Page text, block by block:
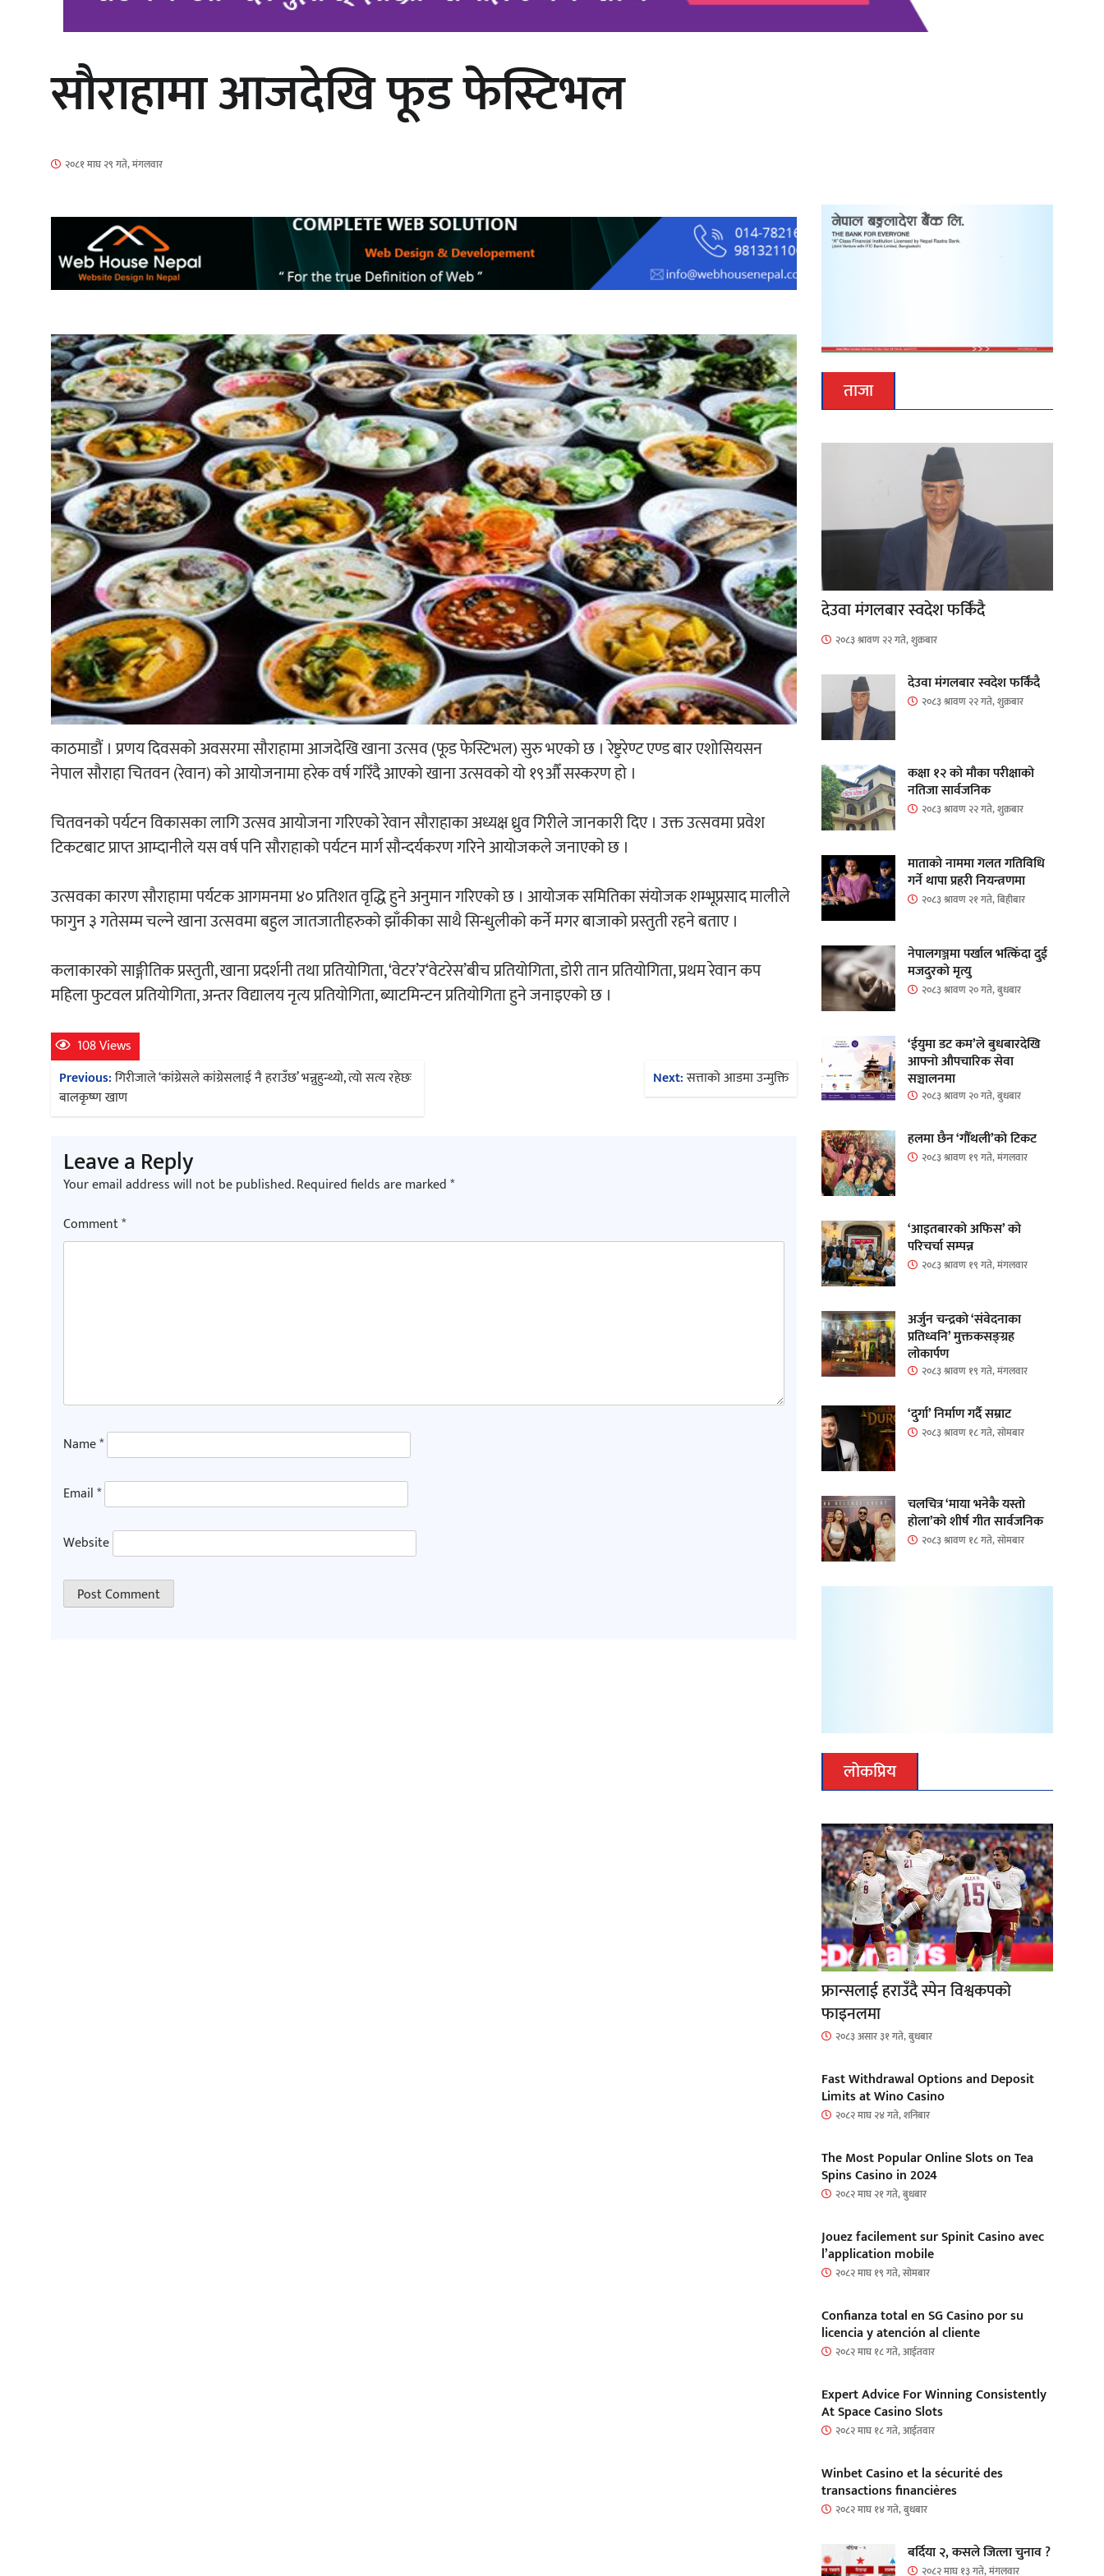
‘आइतबारको अफिस’ को परिचर्चा सम्पन्न
अर्जुन चन्द्रको ‘संवेदनाका प्रतिध्वनि’
मुक्तकसङ्ग्रह लोकार्पण
चलचित्र ‘माया भनेकै यस्तो होला’को शीर्ष
गीत सार्वजनिक
सौराहामा आजदेखि फूड फेस्टिभल
२०८१ माघ २९ गते, मंगलवार
काठमाडौं । प्रणय दिवसको अवसरमा सौराहामा आजदेखि खाना उत्सव (फूड फेस्टिभल) सुरु भएको छ । रेष्टुरेण्ट एण्ड बार एशोसियसन
नेपाल सौराहा चितवन (रेवान) को आयोजनामा हरेक वर्ष गरिँदै आएको खाना उत्सवको यो १९औँ सस्करण हो ।
चितवनको पर्यटन विकासका लागि उत्सव आयोजना गरिएको रेवान सौराहाका अध्यक्ष ध्रुव गिरीले जानकारी दिए । उक्त उत्सवमा प्रवेश
टिकटबाट प्राप्त आम्दानीले यस वर्ष पनि सौराहाको पर्यटन मार्ग सौन्दर्यकरण गरिने आयोजकले जनाएको छ ।
उत्सवका कारण सौराहामा पर्यटक आगमनमा ४० प्रतिशत वृद्धि हुने अनुमान गरिएको छ । आयोजक समितिका संयोजक शम्भूप्रसाद मालीले
फागुन ३ गतेसम्म चल्ने खाना उत्सवमा बहुल जातजातीहरुको झाँकीका साथै सिन्धुलीको कर्ने मगर बाजाको प्रस्तुती रहने बताए ।
कलाकारको साङ्गीतिक प्रस्तुती, खाना प्रदर्शनी तथा प्रतियोगिता, ‘वेटर’र‘वेटरेस’बीच प्रतियोगिता, डोरी तान प्रतियोगिता, प्रथम रेवान कप
महिला फुटवल प्रतियोगिता, अन्तर विद्यालय नृत्य प्रतियोगिता, ब्याटमिन्टन प्रतियोगिता हुने जनाइएको छ ।
108 Views
Post
navigation
Previous:गिरीजाले ‘कांग्रेसले कांग्रेसलाई नै हराउँछ’ भन्नुहुन्थ्यो, त्यो सत्य रहेछः
बालकृष्ण खाण
Next:सत्ताको आडमा उन्मुक्ति
Leave a Reply
Your email address will not be published.Required fields are marked*
Comment*
Name*
Email*
Website
ताजा
देउवा मंगलबार स्वदेश फर्किंदै
२०८३ श्रावण २२ गते, शुक्रबार
देउवा मंगलबार स्वदेश फर्किंदै
२०८३ श्रावण २२ गते, शुक्रबार
कक्षा १२ को मौका परीक्षाको
नतिजा सार्वजनिक
२०८३ श्रावण २२ गते, शुक्रबार
माताकाे नाममा गलत गतिविधि
गर्ने थापा प्रहरी नियन्त्रणमा
२०८३ श्रावण २१ गते, बिहीबार
नेपालगञ्जमा पर्खाल भत्किँदा दुई
मजदुरको मृत्यु
२०८३ श्रावण २० गते, बुधबार
‘ईयुमा डट कम’ले बुधबारदेखि
आफ्नो औपचारिक सेवा
सञ्चालनमा
२०८३ श्रावण २० गते, बुधबार
हलमा छैन ‘गौँथली’को टिकट
२०८३ श्रावण १९ गते, मंगलवार
‘आइतबारको अफिस’ को
परिचर्चा सम्पन्न
२०८३ श्रावण १९ गते, मंगलवार
अर्जुन चन्द्रको ‘संवेदनाका
प्रतिध्वनि’ मुक्तकसङ्ग्रह
लोकार्पण
२०८३ श्रावण १९ गते, मंगलवार
‘दुर्गा’ निर्माण गर्दै सम्राट
२०८३ श्रावण १८ गते, सोमबार
चलचित्र ‘माया भनेकै यस्तो
होला’को शीर्ष गीत सार्वजनिक
२०८३ श्रावण १८ गते, सोमबार
लोकप्रिय
फ्रान्सलाई हराउँदै स्पेन विश्वकपको
फाइनलमा
२०८३ असार ३१ गते, बुधबार
Fast Withdrawal Options and Deposit
Limits at Wino Casino
२०८२ माघ २४ गते, शनिबार
The Most Popular Online Slots on Tea
Spins Casino in 2024
२०८२ माघ २१ गते, बुधबार
Jouez facilement sur Spinit Casino avec
l’application mobile
२०८२ माघ १९ गते, सोमबार
Confianza total en SG Casino por su
licencia y atención al cliente
२०८२ माघ १८ गते, आईतवार
Expert Advice For Winning Consistently
At Space Casino Slots
२०८२ माघ १८ गते, आईतवार
Winbet Casino et la sécurité des
transactions financières
२०८२ माघ १४ गते, बुधबार
बर्दिया २, कसले जित्ला चुनाव ?
२०८२ माघ १३ गते, मंगलवार